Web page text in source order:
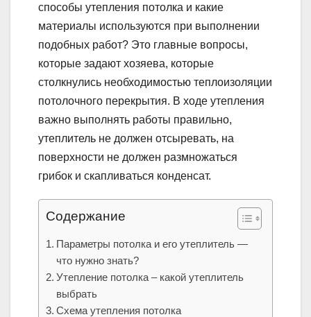
способы утепления потолка и какие
материалы используются при выполнении
подобных работ? Это главные вопросы,
которые задают хозяева, которые
столкнулись необходимостью теплоизоляции
потолочного перекрытия. В ходе утепления
важно выполнять работы правильно,
утеплитель не должен отсыревать, на
поверхности не должен размножаться
грибок и скапливаться конденсат.
Содержание
Параметры потолка и его утеплитель —
что нужно знать?
Утепление потолка – какой утеплитель
выбрать
Схема утепления потолка